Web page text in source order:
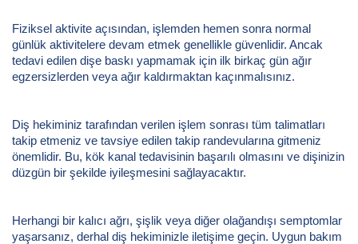
Fiziksel aktivite açısından, işlemden hemen sonra normal
günlük aktivitelere devam etmek genellikle güvenlidir. Ancak
tedavi edilen dişe baskı yapmamak için ilk birkaç gün ağır
egzersizlerden veya ağır kaldırmaktan kaçınmalısınız.
Diş hekiminiz tarafından verilen işlem sonrası tüm talimatları
takip etmeniz ve tavsiye edilen takip randevularına gitmeniz
önemlidir. Bu, kök kanal tedavisinin başarılı olmasını ve dişinizin
düzgün bir şekilde iyileşmesini sağlayacaktır.
Herhangi bir kalıcı ağrı, şişlik veya diğer olağandışı semptomlar
yaşarsanız, derhal diş hekiminizle iletişime geçin. Uygun bakım